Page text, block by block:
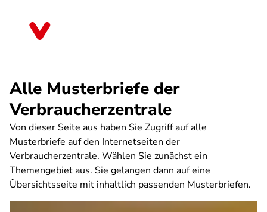
Alle Musterbriefe der
Verbraucherzentrale
Von dieser Seite aus haben Sie Zugriff auf alle
Musterbriefe auf den Internetseiten der
Verbraucherzentrale. Wählen Sie zunächst ein
Themengebiet aus. Sie gelangen dann auf eine
Übersichtsseite mit inhaltlich passenden Musterbriefen.